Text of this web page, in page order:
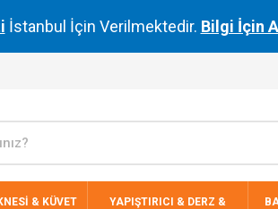
İstanbul İçin Verilmektedir. Bilgi İçin
& KÜVET
YAPIŞTIRICI & DERZ &